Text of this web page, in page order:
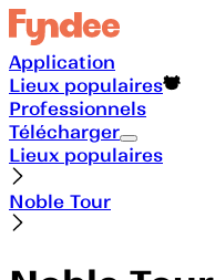
Application
Lieux populaires
Professionnels
Télécharger
Lieux populaires
Noble Tour